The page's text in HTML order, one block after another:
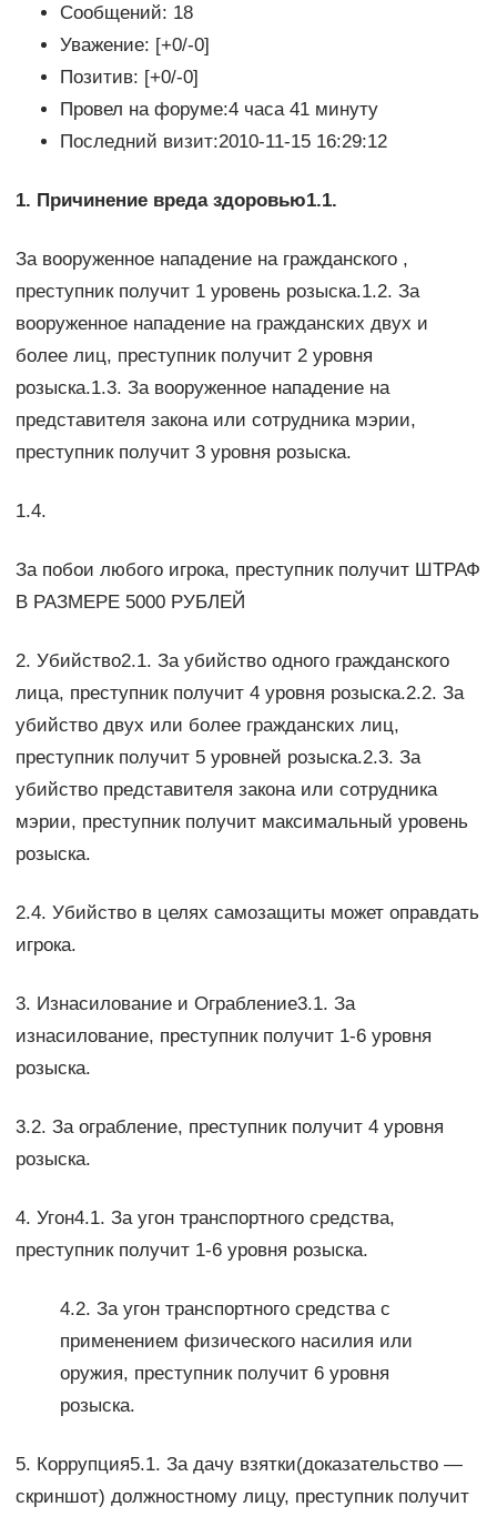
Сообщений: 18
Уважение: [+0/-0]
Позитив: [+0/-0]
Провел на форуме:4 часа 41 минуту
Последний визит:2010-11-15 16:29:12
1. Причинение вреда здоровью1.1.
За вооруженное нападение на гражданского ,
преступник получит 1 уровень розыска.1.2. За
вооруженное нападение на гражданских двух и
более лиц, преступник получит 2 уровня
розыска.1.3. За вооруженное нападение на
представителя закона или сотрудника мэрии,
преступник получит 3 уровня розыска.
1.4.
За побои любого игрока, преступник получит ШТРАФ
В РАЗМЕРЕ 5000 РУБЛЕЙ
2. Убийство2.1. За убийство одного гражданского
лица, преступник получит 4 уровня розыска.2.2. За
убийство двух или более гражданских лиц,
преступник получит 5 уровней розыска.2.3. За
убийство представителя закона или сотрудника
мэрии, преступник получит максимальный уровень
розыска.
2.4. Убийство в целях самозащиты может оправдать
игрока.
3. Изнасилование и Ограбление3.1. За
изнасилование, преступник получит 1-6 уровня
розыска.
3.2. За ограбление, преступник получит 4 уровня
розыска.
4. Угон4.1. За угон транспортного средства,
преступник получит 1-6 уровня розыска.
4.2. За угон транспортного средства с
применением физического насилия или
оружия, преступник получит 6 уровня
розыска.
5. Коррупция5.1. За дачу взятки(доказательство —
скриншот) должностному лицу, преступник получит